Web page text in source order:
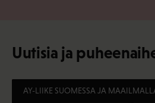
Uutisia ja
AY-LIIKE SUOMESSA JA